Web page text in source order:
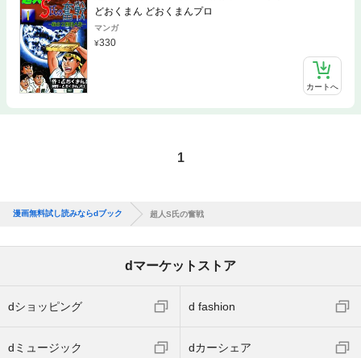
どおくまん どおくまんプロ
マンガ
330
カートへ
1
漫画無料試し読みならdブック 超人S氏の奮戦
dマーケットストア
dショッピング d fashion
dミュージック dカーシェア